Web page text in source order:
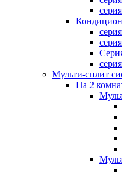
Мульти-сплит
На 2